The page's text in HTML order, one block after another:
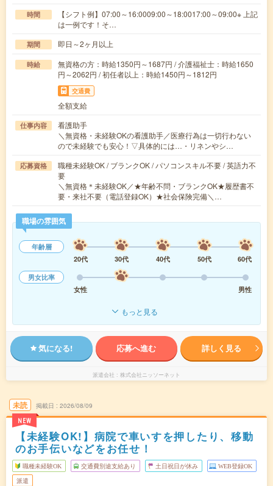
時間
【シフト例】07:00～16:0009:00～18:0017:00～09:00※ 上記
は一例です！そ…
期間 即日～2ヶ月以上
時給
無資格の方：時給1350円～1687円 / 介護福祉士：時給1650
円～2062円 / 初任者以上：時給1450円～1812円
交通費
全額支給
仕事内容
看護助手
＼無資格・未経験OKの看護助手／医療行為は一切行わない
ので未経験でも安心！▽具体的には…・リネンやシ…
応募資格
職種未経験OK / ブランクOK / パソコンスキル不要 / 英語力不
要
＼無資格＊未経験OK／★年齢不問・ブランクOK★履歴書不
要・来社不要（電話登録OK）★社会保険完備＼…
職場の雰囲気
年齢層
20代
30代 40代 50代
60代
男女比率
女性
男性
もっと見る
気になる! 応募へ進む 詳しく見る
派遣会社 株式会社ニッソーネット
未読
NEW
掲載日 2026/08/09
【未経験OK!】病院で車いすを押したり、移動
のお手伝いなどをお任せ！
職種未経験OK 交通費別途支給あり 土日祝日が休み WEB登録OK
派遣